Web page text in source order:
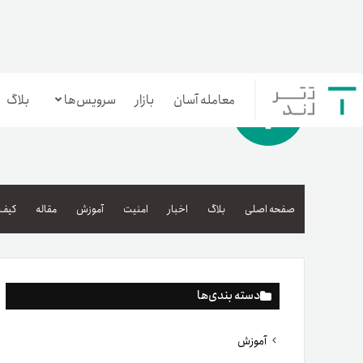
معامله آسان بازار سرویس‌ها
بازار تترلند
سرمایه‌گذاری آسان
بلاگ
صفحه اصلی بلاگ اخبار امنیت آموزش مقاله
دسته بندی‌ها
آموزش